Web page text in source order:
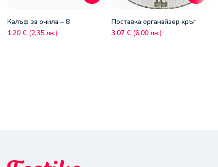
Калъф за очила – 8
1,20 € (2,35 лв.)
Поставка органайзер кръг
3,07 € (6,00 лв.)